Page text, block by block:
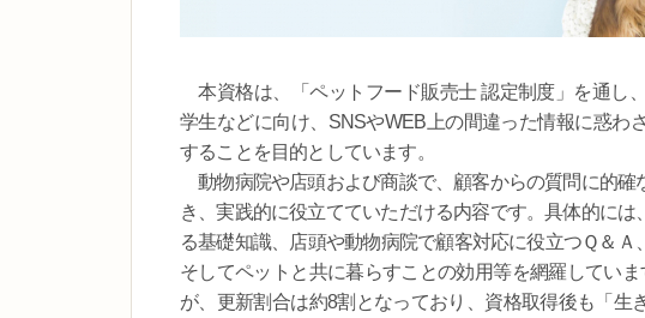
本資格は、「ペットフード販売士 認定制度」を通し
学生などに向け、SNSやWEB上の間違った情報に惑わ
することを目的としています。
動物病院や店頭および商談で、顧客からの質問に的確
き、実践的に役立てていただける内容です。具体的に
る基礎知識、店頭や動物病院で顧客対応に役立つＱ＆Ａ
そしてペットと共に暮らすことの効用等を網羅してい
が、更新割合は約8割となっており、資格取得後も「